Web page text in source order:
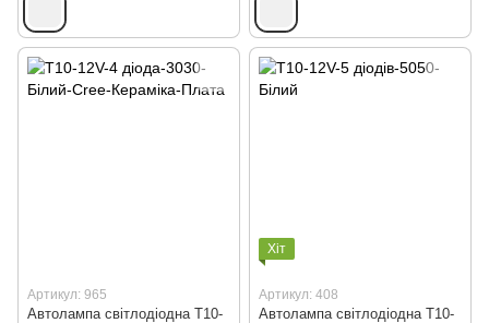
Артикул: 965
Автолампа світлодіодна Т10-
Хіт
Артикул: 408
Автолампа світлодіодна Т10-